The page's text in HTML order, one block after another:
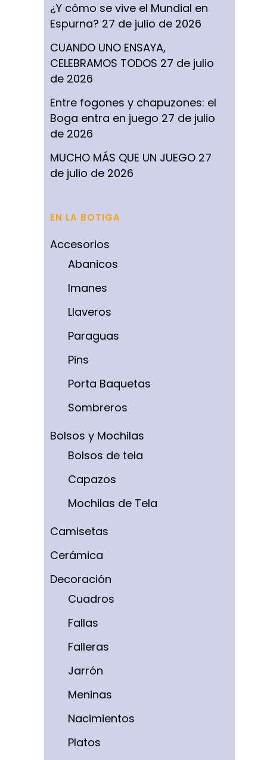
¿Y cómo se vive el Mundial en
Espurna? 27 de julio de 2026
CUANDO UNO ENSAYA,
CELEBRAMOS TODOS 27 de julio
de 2026
Entre fogones y chapuzones: el
Boga entra en juego 27 de julio
de 2026
MUCHO MÁS QUE UN JUEGO 27
de julio de 2026
EN LA BOTIGA
Accesorios
Abanicos
Imanes
Llaveros
Paraguas
Pins
Porta Baquetas
Sombreros
Bolsos y Mochilas
Bolsos de tela
Capazos
Mochilas de Tela
Camisetas
Cerámica
Decoración
Cuadros
Fallas
Falleras
Jarrón
Meninas
Nacimientos
Platos